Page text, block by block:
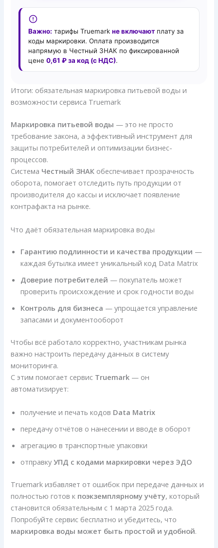
Важно: тарифы Truemarkне включают плату за
коды маркировки. Оплата производится
напрямую в Честный ЗНАК по фиксированной
цене0,61 ₽ за код (с НДС).
Итоги: обязательная маркировка питьевой воды и
возможности сервиса Truemark
Маркировка питьевой воды — это не просто
требование закона, а эффективный инструмент для
защиты потребителей и оптимизации бизнес-
процессов.
Система Честный ЗНАК обеспечивает прозрачность
оборота, помогает отследить путь продукции от
производителя до кассы и исключает появление
контрафакта на рынке.
Что даёт обязательная маркировка воды
Гарантию подлинности и качества продукции —
каждая бутылка имеет уникальный код Data Matrix
Доверие потребителей — покупатель может
проверить происхождение и срок годности воды
Контроль для бизнеса — упрощается управление
запасами и документооборот
Чтобы всё работало корректно, участникам рынка
важно настроить передачу данных в систему
мониторинга.
С этим помогает сервис Truemark — он
автоматизирует:
получение и печать кодов Data Matrix
передачу отчётов о нанесении и вводе в оборот
агрегацию в транспортные упаковки
отправкуУПД с кодами маркировки через ЭДО
Truemark избавляет от ошибок при передаче данных и
полностью готов к поэкземплярному учёту, который
становится обязательным с 1 марта 2025 года.
Попробуйте сервис бесплатно и убедитесь, что
маркировка воды может быть простой и удобной.